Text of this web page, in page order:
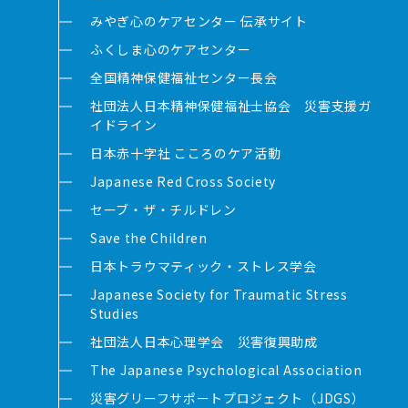
みやぎ心のケアセンター 伝承サイト
ふくしま心のケアセンター
全国精神保健福祉センター長会
社団法人日本精神保健福祉士協会 災害支援ガ
イドライン
日本赤十字社 こころのケア活動
Japanese Red Cross Society
セーブ・ザ・チルドレン
Save the Children
日本トラウマティック・ストレス学会
Japanese Society for Traumatic Stress
Studies
社団法人日本心理学会 災害復興助成
The Japanese Psychological Association
災害グリーフサポートプロジェクト（JDGS）